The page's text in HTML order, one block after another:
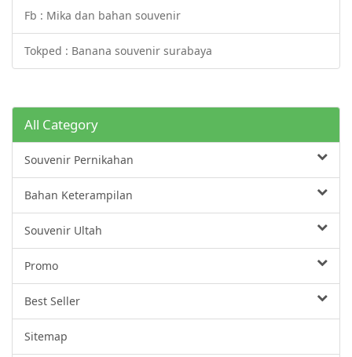
Fb : Mika dan bahan souvenir
Tokped : Banana souvenir surabaya
All Category
Souvenir Pernikahan
Bahan Keterampilan
Souvenir Ultah
Promo
Best Seller
Sitemap